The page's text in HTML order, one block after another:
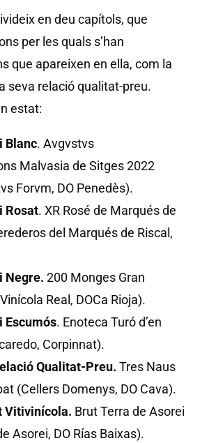
en deu capítols, que
per les quals s’han
que apareixen en ella, com la
seva relació qualitat-preu.
estat:
Blanc. Avgvstvs
Malvasia de Sitges 2022
Forvm, DO Penedès).
Rosat. XR Rosé de Marqués de
del Marqués de Riscal,
Negre. 200 Monges Gran
Real, DOCa Rioja).
Escumós. Enoteca Turó d’en
Corpinnat).
Qualitat-Preu. Tres Naus
(Cellers Domenys, DO Cava).
Vitivinícola. Brut Terra de Asorei
Asorei, DO Rías Baixas).